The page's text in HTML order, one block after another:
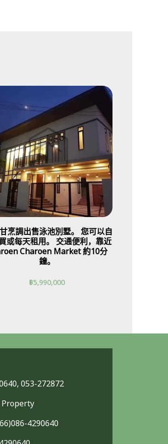
烹調出售泳池別墅。 您可以自
或每天租用。 交通便利，靠近
Charoen Market 約10分
鐘。
฿5,990,000
053-272872
Property
4290640